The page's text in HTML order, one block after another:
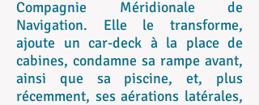
Compagnie Méridionale de
Navigation. Elle le transforme,
ajoute un car-deck à la place de
cabines, condamne sa rampe avant,
ainsi que sa piscine, et, plus
récemment, ses aérations latérales,